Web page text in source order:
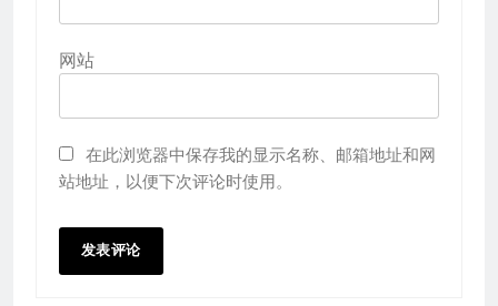
网站
在此浏览器中保存我的显示名称、邮箱地址和网
站地址，以便下次评论时使用。